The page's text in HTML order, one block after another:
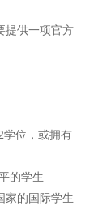
提供一项官方
位，或拥有
的学生
家的国际学生